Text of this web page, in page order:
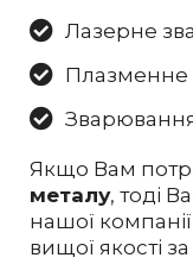
Лазерне
Плазменне
Якщо Вам
металу, тоді
нашої компанії
вищої якості